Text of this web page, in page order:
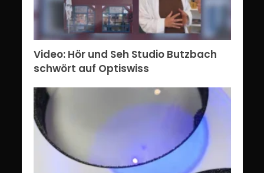
Video: Hör und Seh Studio Butzbach
schwört auf Optiswiss